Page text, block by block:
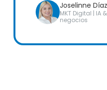
Joselinne Díaz
MKT Digital | IA
negocios